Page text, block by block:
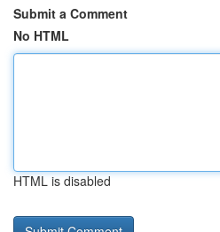
Submit a Comment
No HTML
HTML is disabled